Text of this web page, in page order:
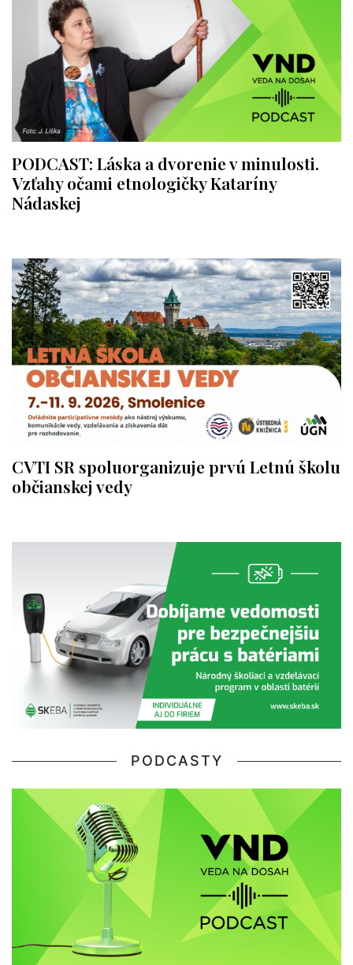
PODCAST: Láska a dvorenie v minulosti.
Vzťahy očami etnologičky Kataríny
Nádaskej
CVTI SR spoluorganizuje prvú Letnú školu
občianskej vedy
PODCASTY